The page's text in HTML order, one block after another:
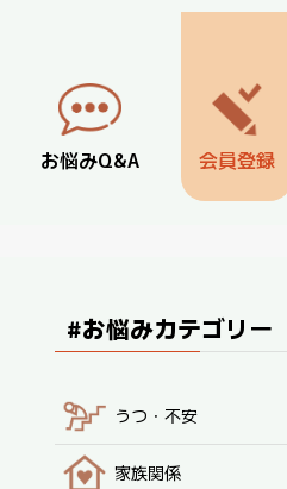
お悩みQ&A 会員登録
#お悩みカテゴリー
うつ・不安
家族関係